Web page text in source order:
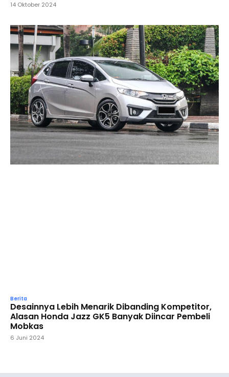
14 Oktober 2024
Berita
Desainnya Lebih Menarik Dibanding Kompetitor,
Alasan Honda Jazz GK5 Banyak Diincar Pembeli
Mobkas
6 Juni 2024